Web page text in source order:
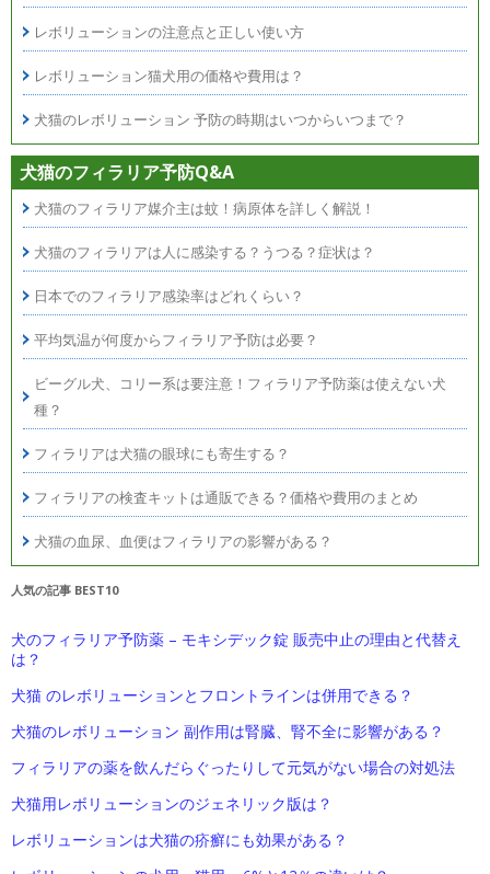
レボリューションの注意点と正しい使い方
レボリューション猫犬用の価格や費用は？
犬猫のレボリューション 予防の時期はいつからいつまで？
犬猫のフィラリア予防Q&A
犬猫のフィラリア媒介主は蚊！病原体を詳しく解説！
犬猫のフィラリアは人に感染する？うつる？症状は？
日本でのフィラリア感染率はどれくらい？
平均気温が何度からフィラリア予防は必要？
ビーグル犬、コリー系は要注意！フィラリア予防薬は使えない犬
種？
フィラリアは犬猫の眼球にも寄生する？
フィラリアの検査キットは通販できる？価格や費用のまとめ
犬猫の血尿、血便はフィラリアの影響がある？
人気の記事 BEST10
犬のフィラリア予防薬 – モキシデック錠 販売中止の理由と代替え
は？
犬猫 のレボリューションとフロントラインは併用できる？
犬猫のレボリューション 副作用は腎臓、腎不全に影響がある？
フィラリアの薬を飲んだらぐったりして元気がない場合の対処法
犬猫用レボリューションのジェネリック版は？
レボリューションは犬猫の疥癬にも効果がある？